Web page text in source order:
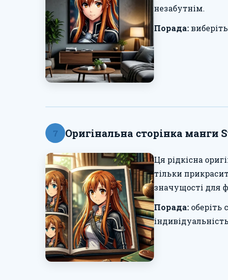
незабутнім.
Порада:
7 Оригінальна сторінка манги
Ця рідкісна
тільки
значущості для
Порада: